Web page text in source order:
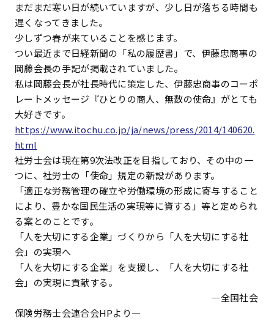
まだまだ寒い日が続いていますが、少し日が落ちる時間も
遅くなってきました。
少しずつ春が来ていることを感じます。
つい最近まで日経新聞の「私の履歴書」で、伊藤忠商事の
岡藤会長の手記が掲載されていました。
私は岡藤会長が社長時代に策定した、伊藤忠商事のコーポ
レートメッセージ『ひとりの商人、無数の使命』がとても
大好きです。
https://www.itochu.co.jp/ja/news/press/2014/140620.
html
社労士会は現在第9次法改正を目指しており、その中の一
つに、社労士の「使命」規定の新設があります。
「適正な労務管理の確立や労働環境の形成に寄与すること
により、豊かな国民生活の実現等に資する」等と定められ
る案とのことです。
「人を大切にする企業」づくりから「人を大切にする社
会」の実現へ
「人を大切にする企業」を支援し、「人を大切にする社
会」の実現に貢献する。
―全国社会
保険労務士会連合会HPより―